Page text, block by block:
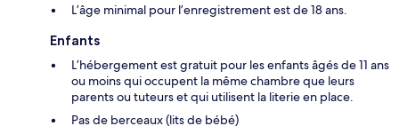
L’âge minimal pour l’enregistrement est de 18 ans.
Enfants
L’hébergement est gratuit pour les enfants âgés de 11 ans
ou moins qui occupent la même chambre que leurs
parents ou tuteurs et qui utilisent la literie en place.
Pas de berceaux (lits de bébé)